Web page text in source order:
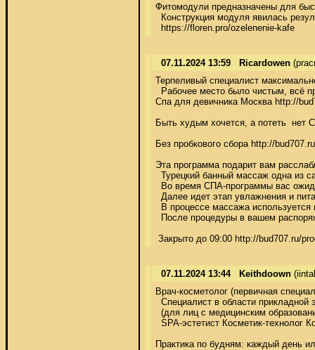
Фитомодули предназначены для
Конструкция модуля явилась
  https://floren.pro/ozelenenie-kafe
07.11.2024 13:59 Ricardowen
Терпеливый специалист
Рабочее место было чистым, всё
Спа для девичника Москва http://
Быть худым хочется, а потеть  нет
Без пробкового сбора http://
Эта программа подарит вам
Турецкий банный массаж одна из
Во время СПА-программы вас
Далее идет этап увлажнения и
В процессе массажа
После процедуры в вашем
Закрыто до 09:00 http://bud707.ru/
07.11.2024 13:44 Keithdoown
Врач-косметолог (первичная
Специалист в области прикладной
(для лиц с медицинским
SPA-эстетист Косметик-технолог
Практика по будням: каждый день